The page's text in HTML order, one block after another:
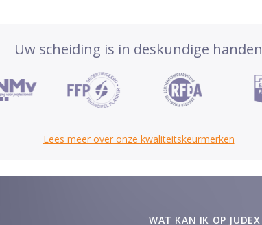
Uw scheiding is in deskundige handen
Lees meer over onze kwaliteitskeurmerken
WAT KAN IK OP JUDEX